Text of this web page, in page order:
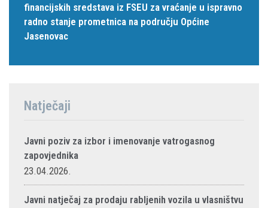
financijskih sredstava iz FSEU za vraćanje u ispravno
radno stanje prometnica na području Općine
Jasenovac
Natječaji
Javni poziv za izbor i imenovanje vatrogasnog
zapovjednika
23.04.2026.
Javni natječaj za prodaju rabljenih vozila u vlasništvu